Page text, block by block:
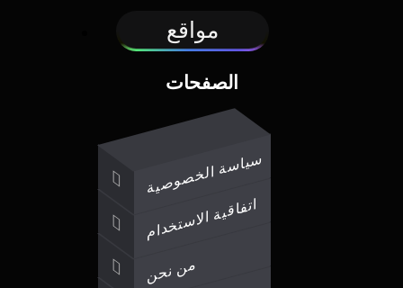
مواقع
الصفحات
سياسة الخصوصية
اتفاقية الاستخدام
من نحن